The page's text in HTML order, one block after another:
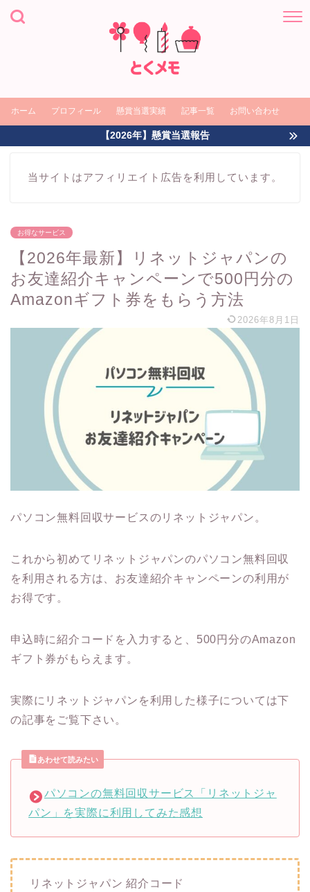
ホーム プロフィール 懸賞当選実績 記事一覧 お問い合わせ
【2026年】懸賞当選報告
当サイトはアフィリエイト広告を利用しています。
お得なサービス
【2026年最新】リネットジャパンの
お友達紹介キャンペーンで500円分の
Amazonギフト券をもらう方法
2026年8月1日
パソコン無料回収サービスのリネットジャパン。
これから初めてリネットジャパンのパソコン無料回収
を利用される方は、お友達紹介キャンペーンの利用が
お得です。
申込時に紹介コードを入力すると、500円分のAmazon
ギフト券がもらえます。
実際にリネットジャパンを利用した様子については下
の記事をご覧下さい。
あわせて読みたい
パソコンの無料回収サービス「リネットジャ
パン」を実際に利用してみた感想
リネットジャパン 紹介コード